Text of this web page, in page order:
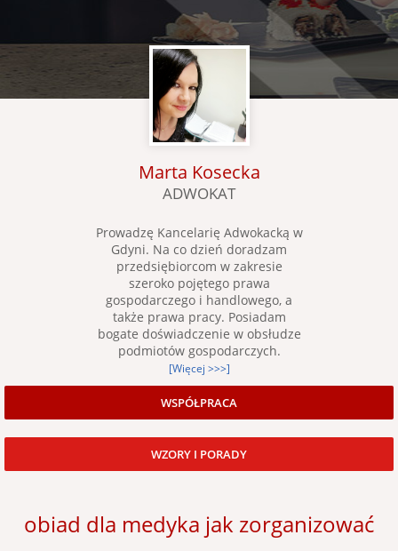
Marta Kosecka
ADWOKAT
Prowadzę Kancelarię Adwokacką w
Gdyni. Na co dzień doradzam
przedsiębiorcom w zakresie
szeroko pojętego prawa
gospodarczego i handlowego, a
także prawa pracy. Posiadam
bogate doświadczenie w obsłudze
podmiotów gospodarczych.
[Więcej >>>]
WSPÓŁPRACA
WZORY I PORADY
obiad dla medyka jak zorganizować